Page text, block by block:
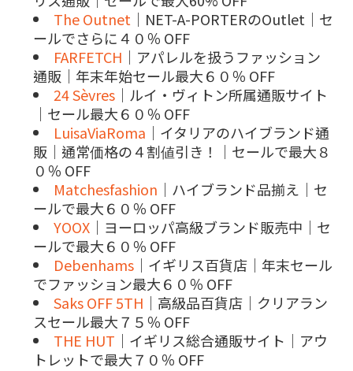
The Outnet ｜NET-A-PORTERのOutlet｜セ
ールでさらに４０％ OFF
FARFETCH ｜アパレルを扱うファッション
通販｜年末年始セール最大６０％ OFF
24 Sèvres ｜ルイ・ヴィトン所属通販サイト
｜セール最大６０％ OFF
LuisaViaRoma ｜イタリアのハイブランド通
販｜通常価格の４割値引き！｜セールで最大８
０％ OFF
Matchesfashion ｜ハイブランド品揃え｜セ
ールで最大６０％ OFF
YOOX ｜ヨーロッパ高級ブランド販売中｜セ
ールで最大６０％ OFF
Debenhams ｜イギリス百貨店｜年末セール
でファッション最大６０％ OFF
Saks OFF 5TH ｜高級品百貨店｜クリアラン
スセール最大７５％ OFF
THE HUT ｜イギリス総合通販サイト｜アウ
トレットで最大７０％ OFF